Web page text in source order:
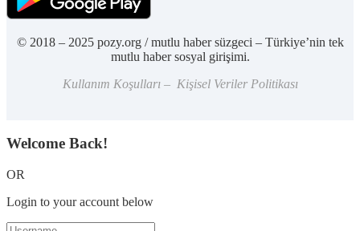
© 2018 – 2025 pozy.org / mutlu haber süzgeci – Türkiye’nin tek
mutlu haber sosyal girişimi.
Kullanım Koşulları – Kişisel Veriler Politikası
Welcome Back!
OR
Login to your account below